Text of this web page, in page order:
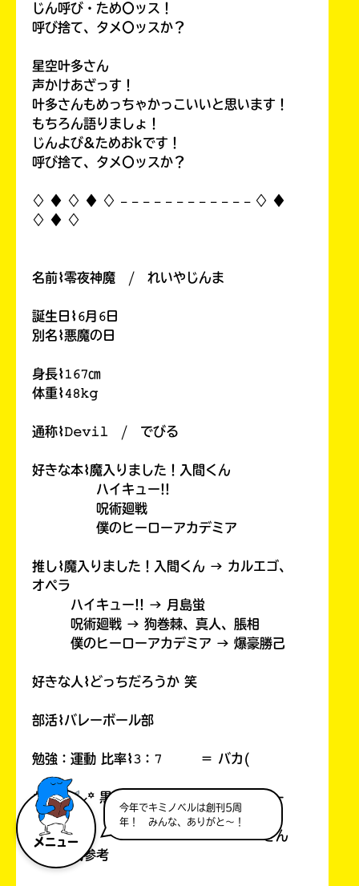
メニュー
今年でキミノベルは創刊5周
年！ みんな、ありがと～！
じん呼び・ため〇ッス！
呼び捨て、タメ〇ッスか？
星空叶多さん
声かけあざっす！
叶多さんもめっちゃかっこいいと思います！
もちろん語りましょ！
じんよび&ためおkです！
呼び捨て、タメ〇ッスか？
♢ ♦︎ ♢ ♦︎ ♢ 𓐄 𓐄 𓐄 𓐄 𓐄 𓐄 𓐄 𓐄 𓐄 𓐄 𓐄 𓐄 ♢ ♦︎
♢ ♦︎ ♢
名前⌇零夜神魔 / れいやじんま
誕生日⌇𝟼月𝟼日
別名⌇悪魔の日
身長⌇𝟷𝟼𝟽㎝
体重⌇𝟺𝟾𝚔𝚐
通称⌇𝙳𝚎𝚟𝚒𝚕 / でびる
好きな本⌇魔入りました！入間くん
ハイキュー!!
呪術廻戦
僕のヒーローアカデミア
推し⌇魔入りました！入間くん → カルエゴ、
オペラ
ハイキュー!! → 月島蛍
呪術廻戦 → 狗巻棘、真人、脹相
僕のヒーローアカデミア → 爆豪勝己
好きな人⌇どっちだろうか 笑
部活⌇バレーボール部
勉強：運動 比率⌇𝟹：𝟽 ＝ バカ(
# ︎┊︎
⸝꙳ 黒狼 悠牙 - 𝙺𝚘𝚔𝚔𝚊𝚖𝚒 𝚈𝚞𝚐𝚊 -
꒷꒦
さん
の雰囲気参考